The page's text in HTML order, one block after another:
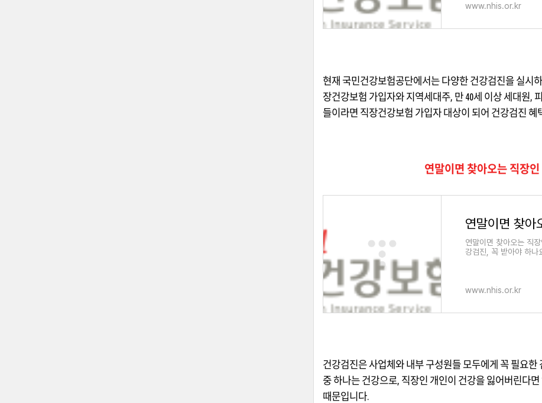
www.nhis.or.kr
현재 국민건강보험공단에서는 다양한 건강검진을 실시
장건강보험 가입자와 지역세대주, 만 40세 이상 세대원,
들이라면 직장건강보험 가입자 대상이 되어 건강검진 혜
연말이면 찾아오는 직장
연말이면 찾아오는 직
강검진, 꼭 받아야 하나
www.nhis.or.kr
건강검진은 사업체와 내부 구성원들 모두에게 꼭 필요한
중 하나는 건강으로, 직장인 개인이 건강을 잃어버린다
때문입니다.